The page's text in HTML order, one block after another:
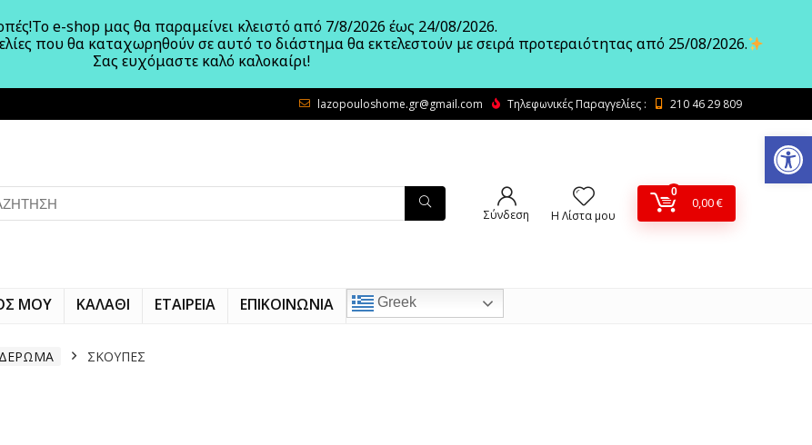
lazopouloshome.gr@gmail.com Τηλεφωνικές Παραγγελίες : 210 46 29 809
Σύνδεση Η Λίστα μου
0
0,00€
ΜΟΥ ΚΑΛΑΘΙ ΕΤΑΙΡΕΙΑ ΕΠΙΚΟΙΝΩΝΙΑ Greek
ΣΚΟΥΠΕΣ
e-shop μας θα παραμείνει κλειστό από 7/8/2026 έως 24/08/2026.
που θα καταχωρηθούν σε αυτό το διάστημα θα εκτελεστούν με σειρά προτεραιότητας από 25/08/2026.
Σας ευχόμαστε καλό καλοκαίρι!